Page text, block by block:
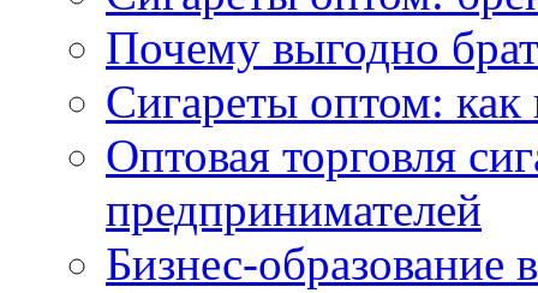
Почему выгодно
Сигареты оптом: как
Оптовая торговля
предпринимателей
Бизнес-образование